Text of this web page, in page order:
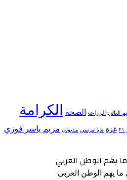
العالي الزراعة الصحة
الكرامة
غزة مايا مرسي مدبولي مريم ياسر فوزي
يهم الوطن العربي